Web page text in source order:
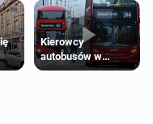
Kierowcy
autobusów w
Londynie